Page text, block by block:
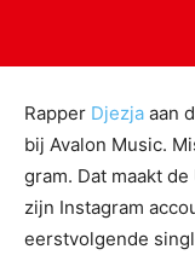
Rapper Djezja aan
bij Avalon Music.
gram. Dat maakt
zijn Instagram
eerstvolgende